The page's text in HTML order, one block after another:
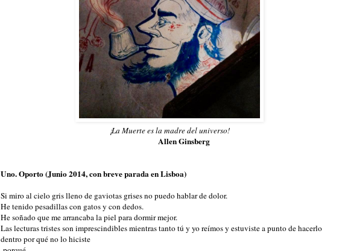
¡La Muerte es la madre del universo!
Allen Ginsberg
Uno. Oporto (Junio 2014, con breve parada en Lisboa)
Si miro al cielo gris lleno de gaviotas grises no puedo hablar de dolor.
He tenido pesadillas con gatos y con dedos.
He soñado que me arrancaba la piel para dormir mejor.
Las lecturas tristes son imprescindibles mientras tanto tú y yo reímos y estuviste a punto de hacerlo
dentro por qué no lo hiciste